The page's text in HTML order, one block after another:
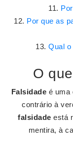
Por que as
Qual
O
Falsidade é uma
contrário à
falsidade está
mentira, à